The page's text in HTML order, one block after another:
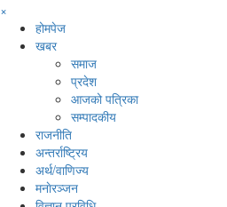
×
होमपेज
खबर
समाज
प्रदेश
आजको पत्रिका
सम्पादकीय
राजनीति
अन्तर्राष्ट्रिय
अर्थ/वाणिज्य
मनाेरञ्जन